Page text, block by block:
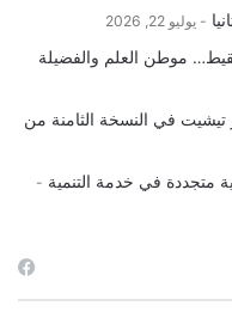
يوليو 22, 2026
موطن العلم والفضيلة
في النسخة الثامنة من
في خدمة التنمية